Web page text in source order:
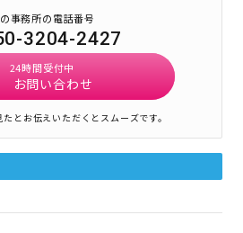
事務所の電話番号
3204-2427
24時間受付中
お問い合わせ
とお伝えいただくとスムーズです。